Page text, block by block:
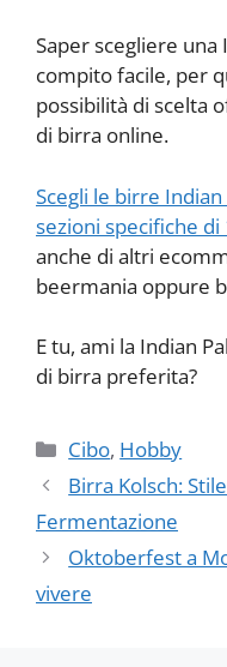
Saper scegliere una
compito facile, per
possibilità di scelta
di birra online.
Scegli le birre
sezioni specifiche
anche di altri
beermania oppure
E tu, ami la Indian
di birra preferita?
Categorie
Cibo, Hobby
Birra Kolsch:
Fermentazione
Oktoberfest a
vivere